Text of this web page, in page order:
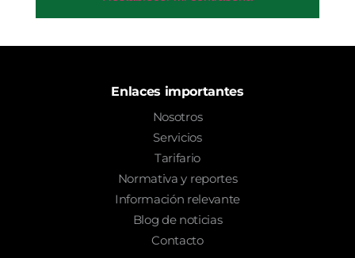
Enlaces importantes
Nosotros
Servicios
Tarifario
Normativa y reportes
Información relevante
Blog de noticias
Contacto